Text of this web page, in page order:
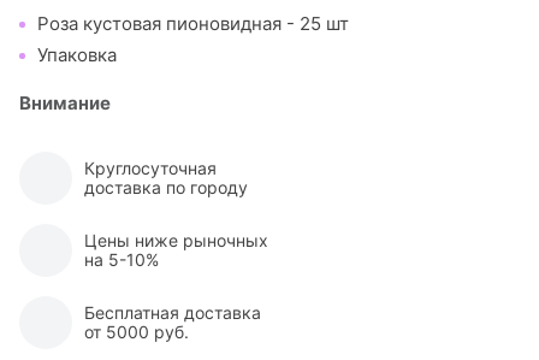
Роза кустовая пионовидная - 25 шт
Упаковка
Внимание
Круглосуточная
доставка по городу
Цены ниже рыночных
на 5-10%
Бесплатная доставка
от 5000 руб.